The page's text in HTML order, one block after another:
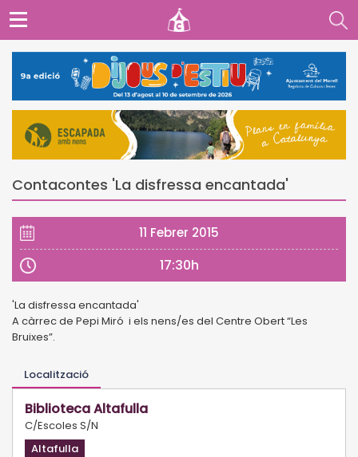
Contacontes 'La disfressa encantada'
11 Febrer 2015
17:30h
'La disfressa encantada'
A càrrec de Pepi Miró i els nens/es del Centre Obert “Les
Bruixes”.
Localització
Biblioteca Altafulla
C/Escoles S/N
Altafulla